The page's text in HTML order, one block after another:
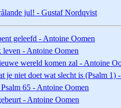
jul! - Gustaf Nordqvist
geleefd - Antoine Oomen
leven - Antoine Oomen
wereld komen zal - Antoine
je niet doet wat slecht is (Psalm 1)
65 - Antoine Oomen
- Antoine Oomen